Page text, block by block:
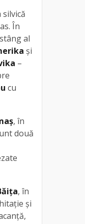
În
al
și
–
cu
, în
două
, în
și